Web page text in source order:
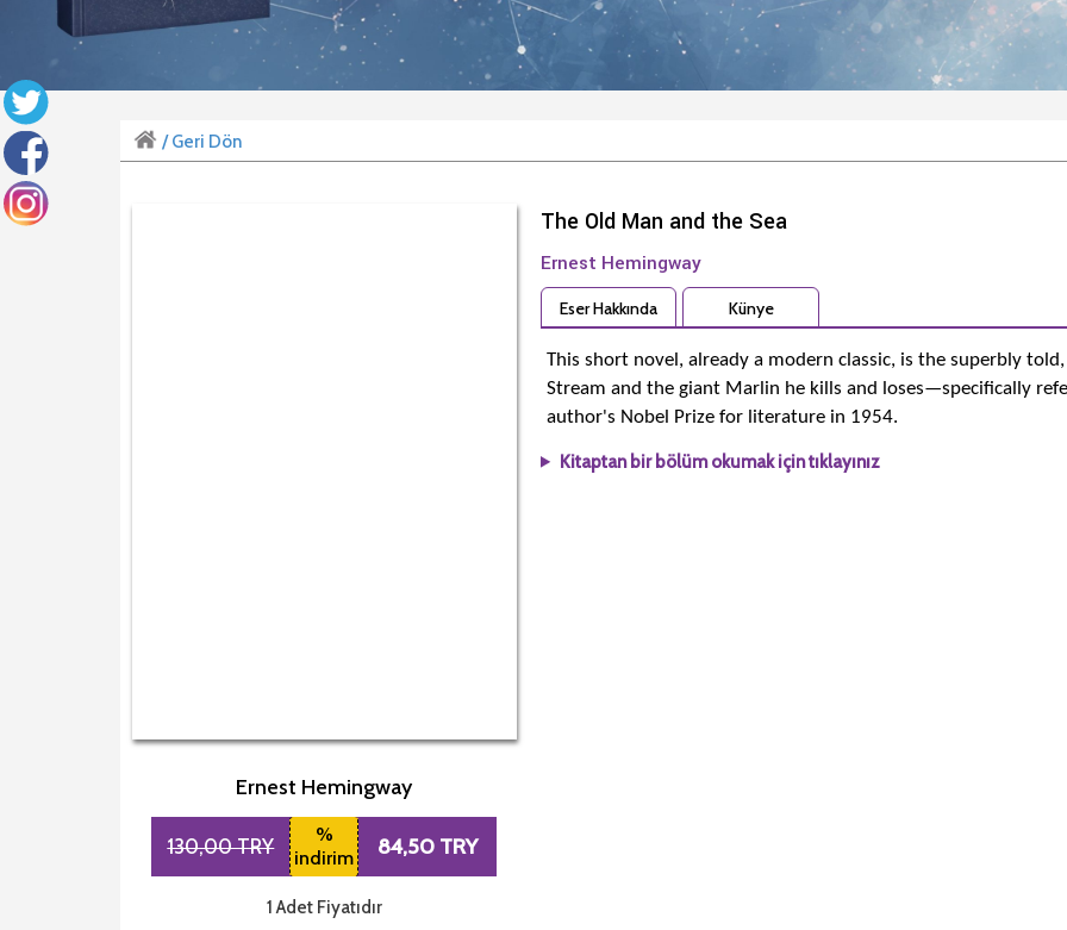
/ Geri Dön
Ernest Hemingway
130,00 TRY
%
indirim
84,50 TRY
1 Adet Fiyatıdır
The Old Man and the Sea
Ernest Hemingway
Eser Hakkında Künye
This short novel, already a modern classic, is the superbly
Stream and the giant Marlin he kills and loses—specifically
author's Nobel Prize for literature in 1954.
Kitaptan bir bölüm okumak için tıklayınız